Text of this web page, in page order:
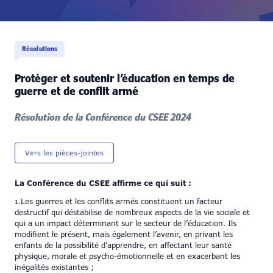
Résolutions
Protéger et soutenir l’éducation en temps de
guerre et de conflit armé
Résolution de la Conférence du CSEE 2024
Vers les pièces-jointes
La Conférence du CSEE affirme ce qui suit :
1.Les guerres et les conflits armés constituent un facteur
destructif qui déstabilise de nombreux aspects de la vie sociale et
qui a un impact déterminant sur le secteur de l’éducation. Ils
modifient le présent, mais également l’avenir, en privant les
enfants de la possibilité d’apprendre, en affectant leur santé
physique, morale et psycho-émotionnelle et en exacerbant les
inégalités existantes ;